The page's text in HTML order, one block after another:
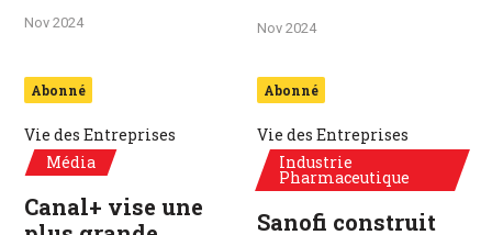
Nov 2024 Nov 2024
Abonné
Vie des Entreprises
Média
Canal+ vise une
Abonné
Vie des Entreprises
Industrie
Pharmaceutique
Sanofi construit